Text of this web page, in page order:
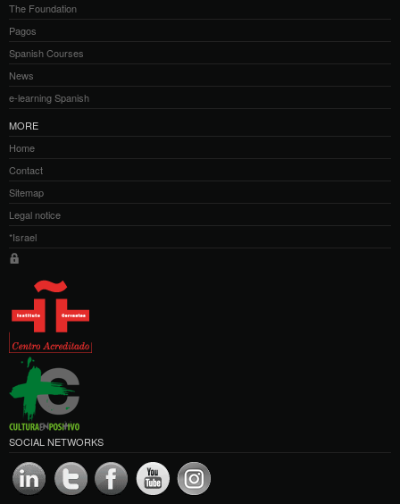
The Foundation
Pagos
Spanish Courses
News
e-learning Spanish
MORE
Home
Contact
Sitemap
Legal notice
*Israel
SOCIAL NETWORKS